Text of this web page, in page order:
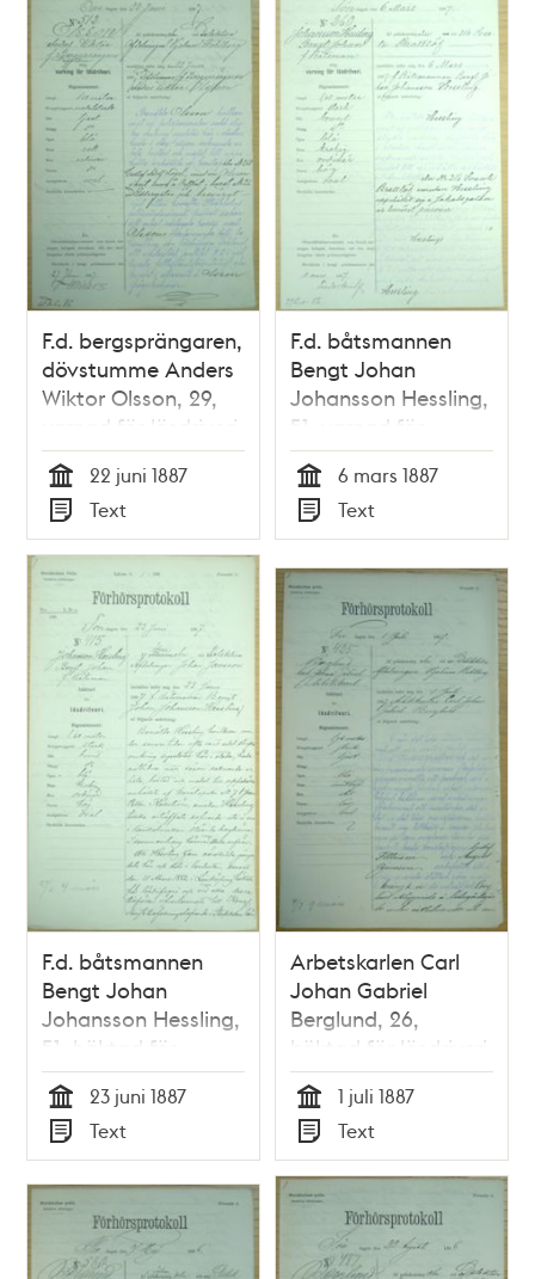
F.d. bergsprängaren,
dövstumme Anders
Wiktor Olsson, 29,
varnad för lösdriveri
den 22 juni 1887 -
polisförhör
Tid
22 juni 1887
Typ
Text
F.d. båtsmannen
Bengt Johan
Johansson Hessling,
51, varnad för
lösdriveri 6 mars
1887 - polisförhör
Tid
6 mars 1887
Typ
Text
F.d. båtsmannen
Bengt Johan
Johansson Hessling,
51, häktad för
lösdriveri 23 juni 1887
- polisförhör
Tid
23 juni 1887
Typ
Text
Arbetskarlen Carl
Johan Gabriel
Berglund, 26,
häktad för lösdriveri
1 juli 1887 -
polisförhör
Tid
1 juli 1887
Typ
Text